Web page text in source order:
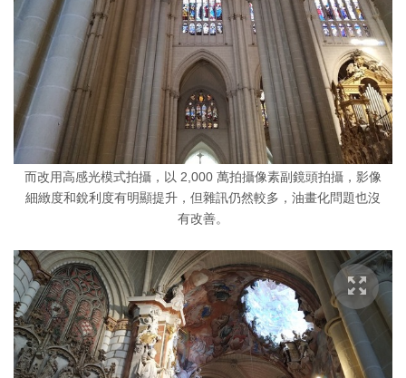
而改用高感光模式拍攝，以 2,000 萬拍攝像素副鏡頭拍攝，影像
細緻度和銳利度有明顯提升，但雜訊仍然較多，油畫化問題也沒
有改善。